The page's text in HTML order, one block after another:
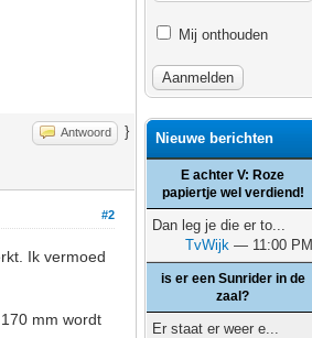
Antwoord }
#2
Ik vermoed
mm wordt
Mij onthouden
Nieuwe berichten
E achter V: Roze
papiertje wel verdiend!
Dan leg je die er to...
TvWijk — 11:00 PM
is er een Sunrider in de
zaal?
Er staat er weer e...